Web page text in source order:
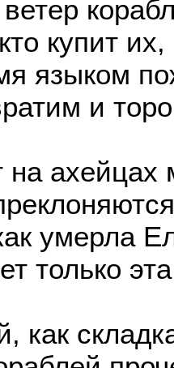
купит
языком
и
ахейцах
умерла
только
как